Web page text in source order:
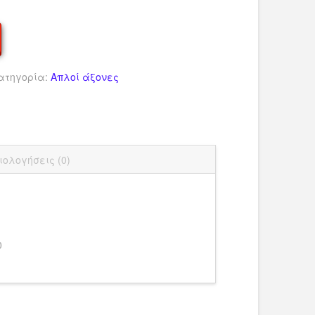
Απλοί άξονες
(0)